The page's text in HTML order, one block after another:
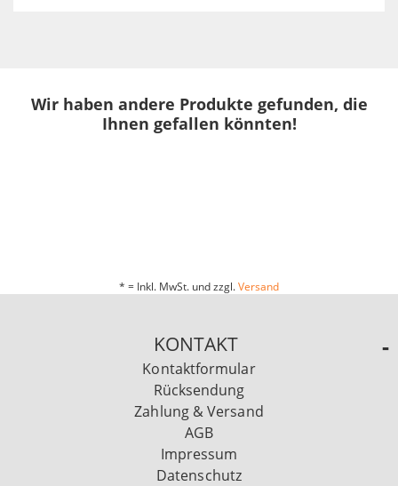
Wir haben andere Produkte gefunden, die
Ihnen gefallen könnten!
* = Inkl. MwSt. und zzgl.Versand
KONTAKT
Kontaktformular
Rücksendung
Zahlung & Versand
AGB
Impressum
Datenschutz